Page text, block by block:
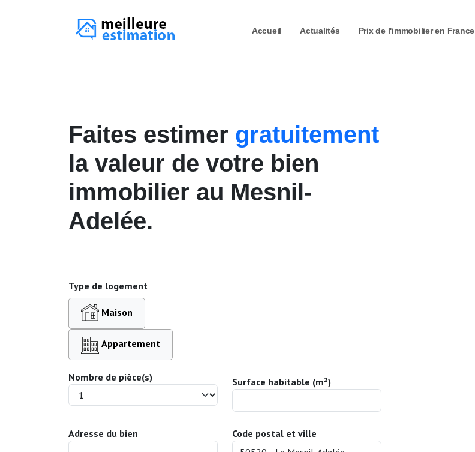
Accueil Actualités Prix de l'immobilieren France
Faites estimer gratuitement
la valeur de votre bien
immobilier au Mesnil-
Adelée.
Type de logement
Maison
Appartement
Nombre de pièce(s) Surface habitable (m²)
Adresse du bien Code postal et ville